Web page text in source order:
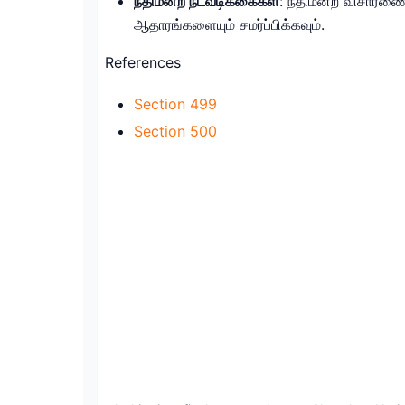
ஆதாரங்களையும் சமர்ப்பிக்கவும்.
References
Section 499
Section 500